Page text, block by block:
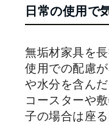
日常の使用で
無垢材家具を
使用での配慮
や水分を含ん
コースターや
子の場合は座